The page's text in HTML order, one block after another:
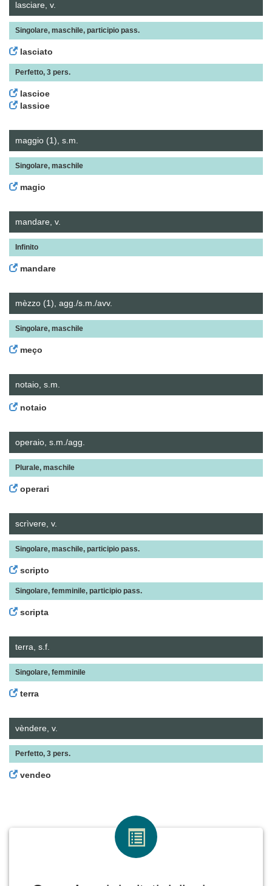
lasciare, v.
Singolare, maschile, participio pass.
lasciato
Perfetto, 3 pers.
lascioe
lassioe
maggio (1), s.m.
Singolare, maschile
magio
mandare, v.
Infinito
mandare
mèzzo (1), agg./s.m./avv.
Singolare, maschile
meço
notaio, s.m.
notaio
operaio, s.m./agg.
Plurale, maschile
operari
scrìvere, v.
Singolare, maschile, participio pass.
scripto
Singolare, femminile, participio pass.
scripta
terra, s.f.
Singolare, femminile
terra
vèndere, v.
Perfetto, 3 pers.
vendeo